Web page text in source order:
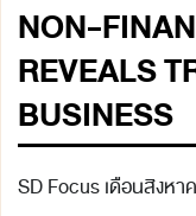
NON-
REVEALS
BUSINESS
SD Focus เดือนสิงหา